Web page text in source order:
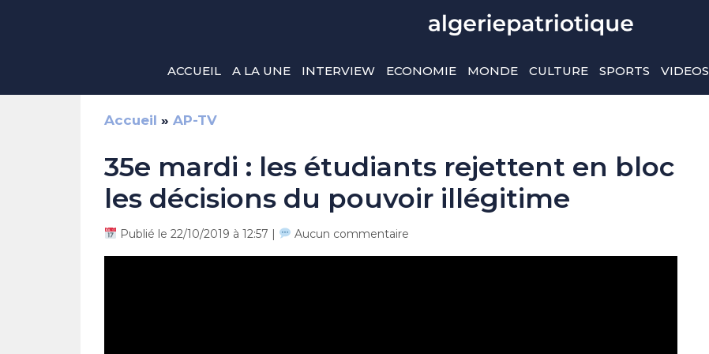
ACCUEIL A LA UNE INTERVIEW ECONOMIE MONDE CULTURE SPORTS VIDEOS
Accueil » AP-TV
35e mardi : les étudiants rejettent en bloc
les décisions du pouvoir illégitime
Publié le 22/10/2019 à 12:57 | Aucun commentaire